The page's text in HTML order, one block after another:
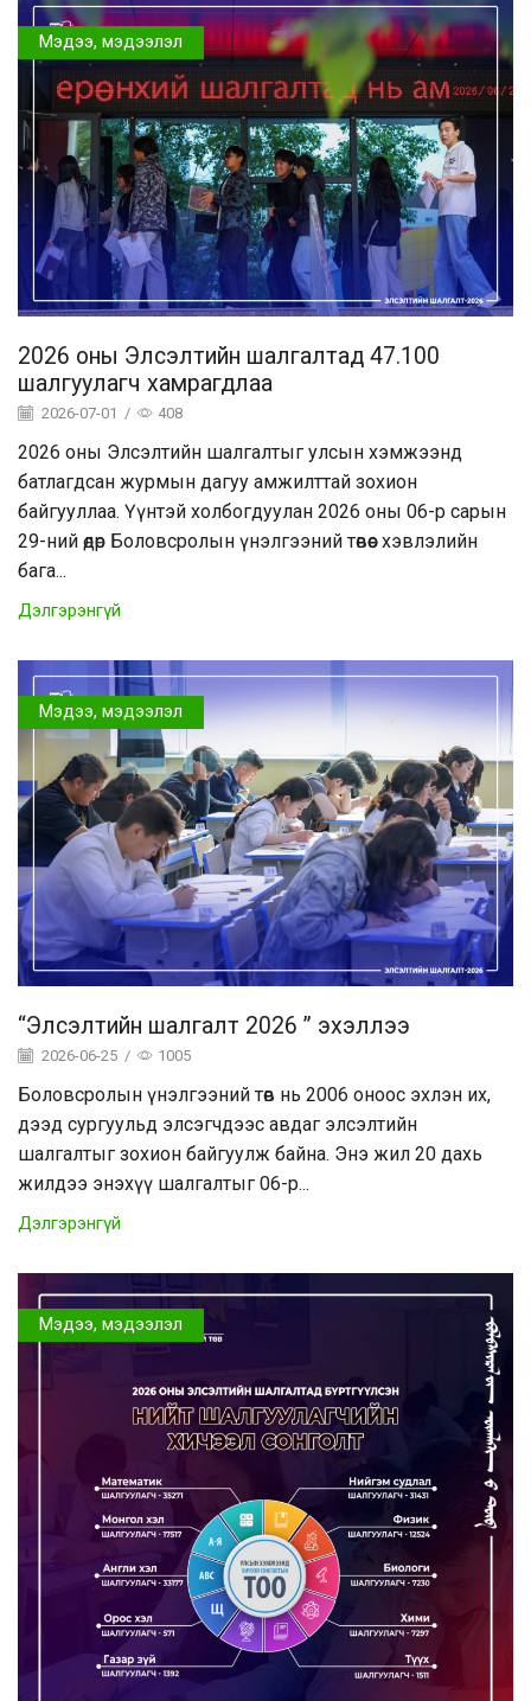
Мэдээ, мэдээлэл
2026 оны Элсэлтийн шалгалтад 47.100
шалгуулагч хамрагдлаа
2026-07-01 / 408
2026 оны Элсэлтийн шалгалтыг улсын хэмжээнд
батлагдсан журмын дагуу амжилттай зохион
байгууллаа. Үүнтэй холбогдуулан 2026 оны 06-р сарын
29-ний өдөр Боловсролын үнэлгээний төвөөс хэвлэлийн
бага...
Дэлгэрэнгүй
Мэдээ, мэдээлэл
“Элсэлтийн шалгалт 2026 ” эхэллээ
2026-06-25 / 1005
Боловсролын үнэлгээний төв нь 2006 оноос эхлэн их,
дээд сургуульд элсэгчдээс авдаг элсэлтийн
шалгалтыг зохион байгуулж байна. Энэ жил 20 дахь
жилдээ энэхүү шалгалтыг 06-р...
Дэлгэрэнгүй
Мэдээ, мэдээлэл